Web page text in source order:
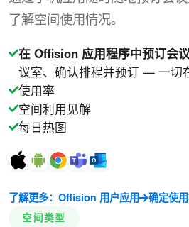
了解空间使用情况。
在 Offision 应用程序中预订会
议室、确认排程并预订 — 一切
使用率
空间利用见解
每日热图
了解更多：Offision 用户应用 确定使
空间类型